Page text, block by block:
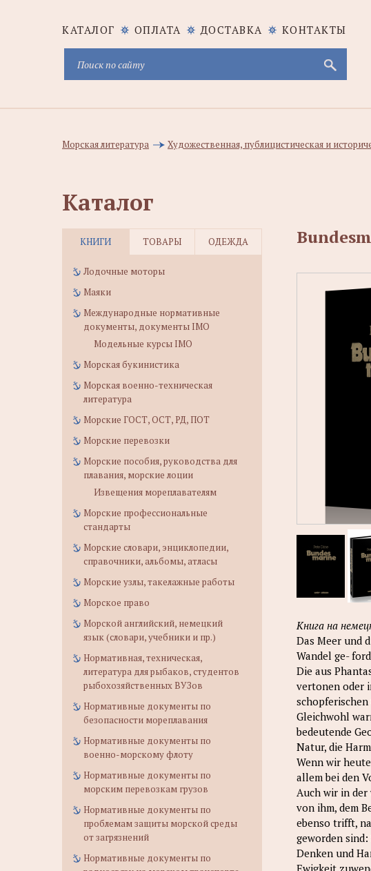
КАТАЛОГ ОПЛАТА ДОСТАВКА КОНТАКТЫ
Морская литература Художественная, публицистическая и
Каталог
КНИГИ ТОВАРЫ ОДЕЖДА
Лодочные моторы
Маяки
Международные нормативные
документы, документы IMO
Модельные курсы IMO
Морская букинистика
Морская военно-техническая
литература
Морские ГОСТ, ОСТ, РД, ПОТ
Морские перевозки
Морские пособия, руководства для
плавания, морские лоции
Извещения мореплавателям
Морские профессиональные
стандарты
Морские словари, энциклопедии,
справочники, альбомы, атласы
Морские узлы, такелажные работы
Морское право
Морской английский, немецкий
язык (словари, учебники и пр.)
Нормативная, техническая,
литература для рыбаков, студентов
рыбохозяйственных ВУЗов
Нормативные документы по
безопасности мореплавания
Нормативные документы по
военно-морскому флоту
Нормативные документы по
морским перевозкам грузов
Нормативные документы по
проблемам защиты морской среды
от загрязнений
Нормативные документы по
Книга на
Das Meer und
Wandel ge-
Die aus
vertonen oder
Gleichwohl
bedeutende
Natur, die
Wenn wir
allem bei den
Auch wir in der
von ihm, dem
ebenso trifft,
geworden
Denken und
Ewigkeit